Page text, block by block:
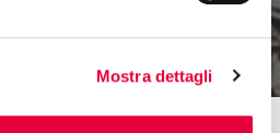
Mostra dettagli